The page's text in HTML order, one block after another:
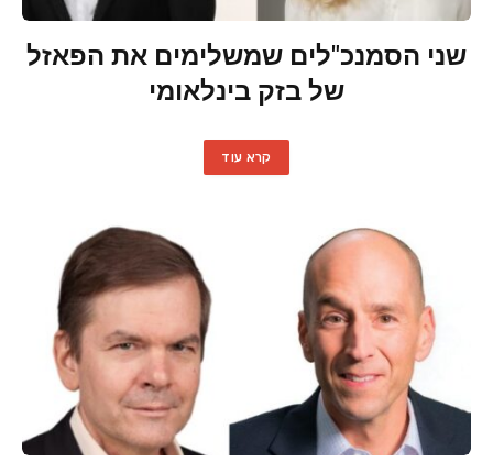
שני הסמנכ"לים שמשלימים את הפאזל
של בזק בינלאומי
קרא עוד